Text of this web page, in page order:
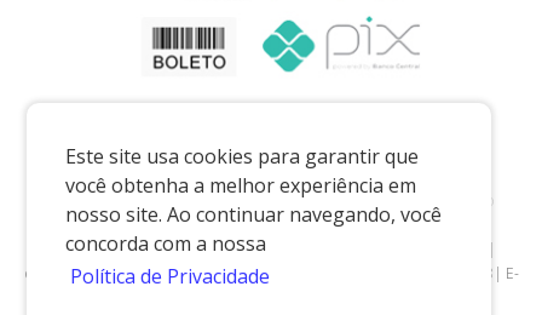
Este site usa cookies para garantir que
você obtenha a melhor experiência em
nosso site. Ao continuar navegando, você
concorda com a nossa
Política de Privacidade
Preços e condições exclusivos para o casadaporcelana.com.br e para o
televendas, podendo sofrer alterações sem prévia notiﬁcação.
CASA DA PORCELANA COMERCIO LTDA
|
casadaporcelana.com.br|Pedreira/SP
| Telefone: 19 99299-5668| E-